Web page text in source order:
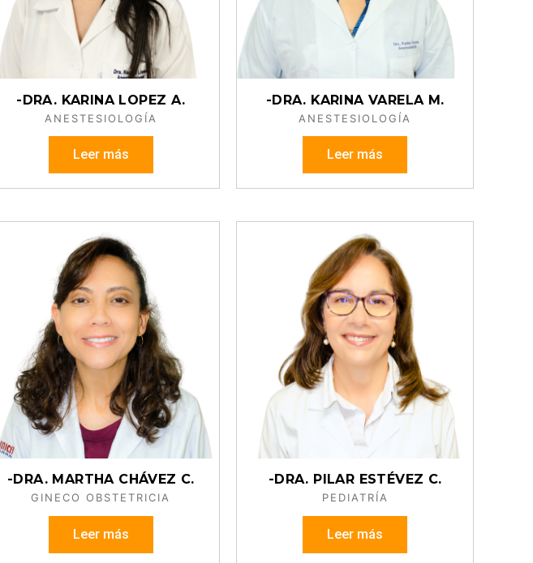
-DRA. KARINA LOPEZ A.
ANESTESIOLOGÍA
Leer más
-DRA. KARINA VARELA M.
ANESTESIOLOGÍA
Leer más
-DRA. MARTHA CHÁVEZ C.
GINECO OBSTETRICIA
Leer más
-DRA. PILAR ESTÉVEZ C.
PEDIATRÍA
Leer más